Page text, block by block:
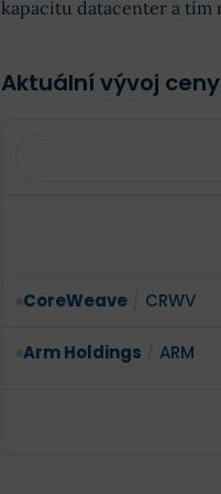
kapacitu datacenter a tím
Aktuální vývoj
CoreWeave CRWV
Arm Holdings ARM